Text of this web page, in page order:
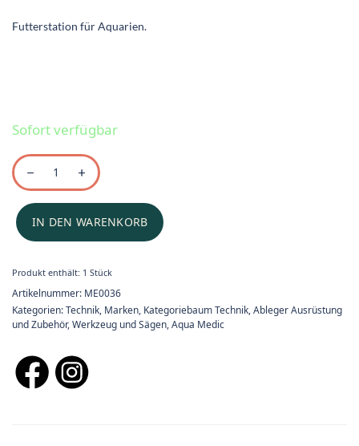
Futterstation für Aquarien.
Sofort verfügbar
IN DEN WARENKORB
Produkt enthält: 1Stück
Artikelnummer: ME0036
Kategorien:Technik, Marken, Kategoriebaum Technik,Ableger Ausrüstung
und Zubehör,Werkzeug und Sägen,Aqua Medic